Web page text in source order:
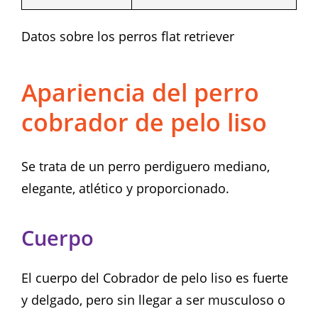
Datos sobre los perros flat retriever
Apariencia del perro
cobrador de pelo liso
Se trata de un perro perdiguero mediano,
elegante, atlético y proporcionado.
Cuerpo
El cuerpo del Cobrador de pelo liso es fuerte
y delgado, pero sin llegar a ser musculoso o